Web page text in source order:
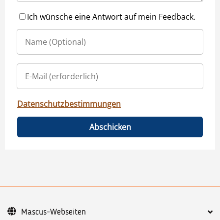
Ich wünsche eine Antwort auf mein Feedback.
Datenschutzbestimmungen
Abschicken
Mascus-Webseiten